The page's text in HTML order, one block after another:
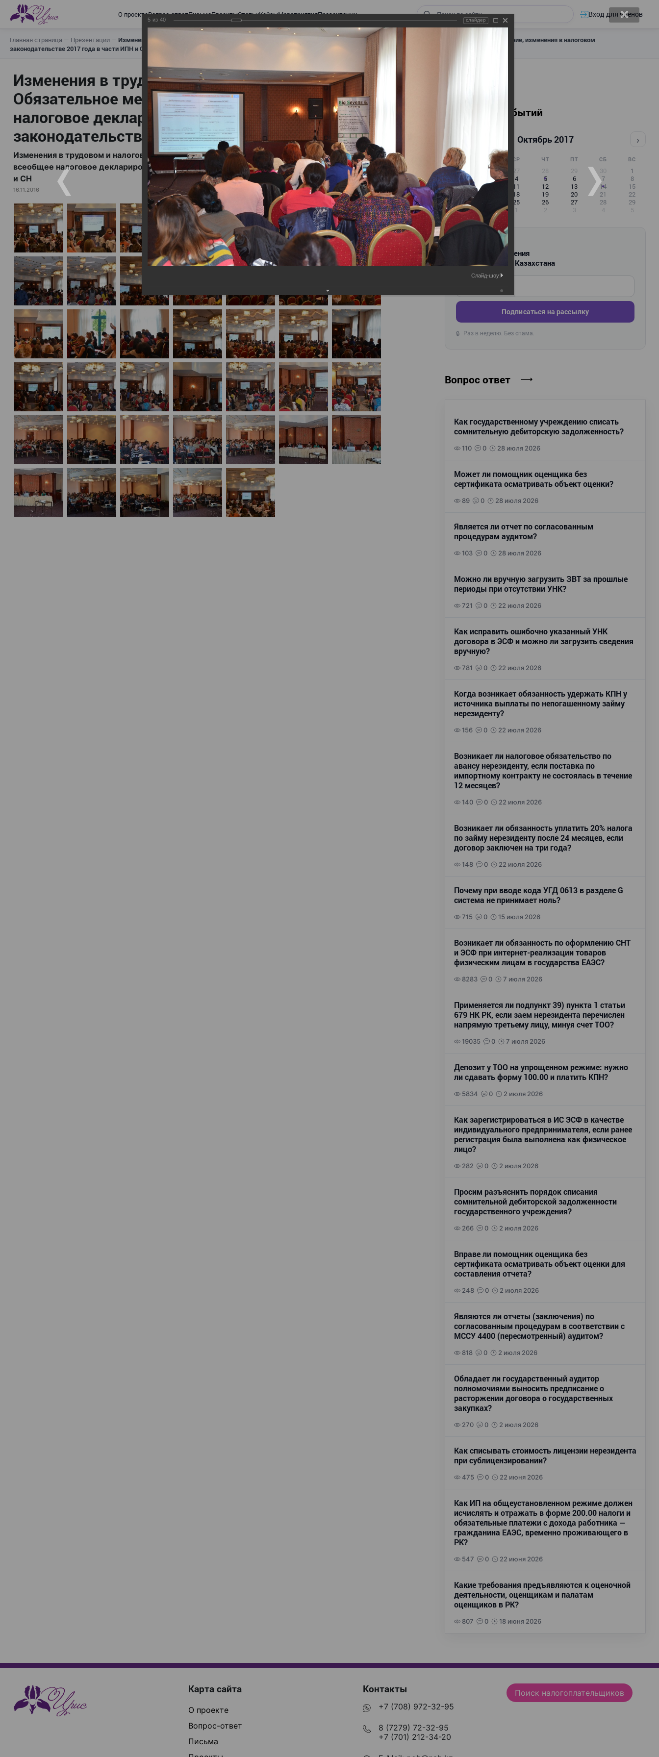
О проектеВопрос-ответПисьмаПроектыСтатьиКейсыМероприятияПрезентации Вход для членов
Главная страница — Презентации — Изменения в трудовом и налоговом законодательстве: Обязательное медицинское страхование, всеобщее налоговое декларирование, изменения в налоговом
законодательстве 2017 года в части ИПН и СН
Изменения в трудовом и налоговом законодательстве:
Обязательное медицинское страхование, всеобщее
налоговое декларирование, изменения в налоговом
законодательстве 2017 года в части ИПН и СН
Изменения в трудовом и налоговом законодательстве: Обязательное медицинское страхование,
всеобщее налоговое декларирование, изменения в налоговом законодательстве 2017 года в части ИПН
и СН
16.11.2016
Календарь событий
Октябрь 2017 ›
ПН ВТ СР ЧТ ПТ СБ ВС
25 26 27 28 29 30
1
2
4 5 6 7
8
9
10 11 12 13 14
15
16
18 19 20 21
22
23
25 26 27 28
29
30
1 2 3 4 5
Новости и изменения
для бухгалтеров Казахстана
Введите ваш e-mail
Подписаться на рассылку
🔒 Раз в неделю. Без спама.
Вопрос ответ
Как государственному учреждению списать
сомнительную дебиторскую задолженность?
110 0 28 июля 2026
Может ли помощник оценщика без
сертификата осматривать объект оценки?
89 0 28 июля 2026
Является ли отчет по согласованным
процедурам аудитом?
103 0 28 июля 2026
Можно ли вручную загрузить ЗВТ за прошлые
периоды при отсутствии УНК?
721 0 22 июля 2026
Как исправить ошибочно указанный УНК
договора в ЭСФ и можно ли загрузить сведения
вручную?
781 0 22 июля 2026
Когда возникает обязанность удержать КПН у
источника выплаты по непогашенному займу
нерезиденту?
156 0 22 июля 2026
Возникает ли налоговое обязательство по
авансу нерезиденту, если поставка по
импортному контракту не состоялась в течение
12 месяцев?
140 0 22 июля 2026
Возникает ли обязанность уплатить 20% налога
по займу нерезиденту после 24 месяцев, если
договор заключен на три года?
148 0 22 июля 2026
Почему при вводе кода УГД 0613 в разделе G
система не принимает ноль?
715 0 15 июля 2026
Возникает ли обязанность по оформлению СНТ
и ЭСФ при интернет-реализации товаров
физическим лицам в государства ЕАЭС?
8283 0 7 июля 2026
Применяется ли подпункт 39) пункта 1 статьи
679 НК РК, если заем нерезидента перечислен
напрямую третьему лицу, минуя счет ТОО?
19035 0 7 июля 2026
Депозит у ТОО на упрощенном режиме: нужно
ли сдавать форму 100.00 и платить КПН?
5834 0 2 июля 2026
Как зарегистрироваться в ИС ЭСФ в качестве
индивидуального предпринимателя, если ранее
регистрация была выполнена как физическое
лицо?
282 0 2 июля 2026
Просим разъяснить порядок списания
сомнительной дебиторской задолженности
государственного учреждения?
266 0 2 июля 2026
Вправе ли помощник оценщика без
сертификата осматривать объект оценки для
составления отчета?
248 0 2 июля 2026
Являются ли отчеты (заключения) по
согласованным процедурам в соответствии с
МССУ 4400 (пересмотренный) аудитом?
818 0 2 июля 2026
Обладает ли государственный аудитор
полномочиями выносить предписание о
расторжении договора о государственных
закупках?
270 0 2 июля 2026
Как списывать стоимость лицензии нерезидента
при сублицензировании?
475 0 22 июня 2026
Как ИП на общеустановленном режиме должен
исчислять и отражать в форме 200.00 налоги и
обязательные платежи с дохода работника —
гражданина ЕАЭС, временно проживающего в
РК?
547 0 22 июня 2026
Какие требования предъявляются к оценочной
деятельности, оценщикам и палатам
оценщиков в РК?
807 0 18 июня 2026
Карта сайта
О проекте
Вопрос-ответ
Письма
Контакты
+7 (708) 972-32-95
8 (7279) 72-32-95
+7 (701) 212-34-20
Поиск налогоплательщиков
5 из 40 слайдер
Слайд-шоу: